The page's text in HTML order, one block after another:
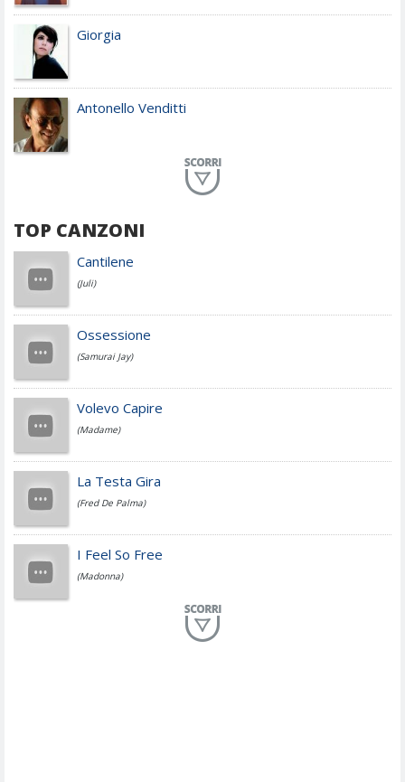
Giorgia
Antonello Venditti
Achille Lauro
Cesare Cremonini
Jovanotti
Fedez
Simone Cristicchi
TOP CANZONI
Cantilene
(Juli)
Ossessione
(Samurai Jay)
Volevo Capire
(Madame)
La Testa Gira
(Fred De Palma)
I Feel So Free
(Madonna)